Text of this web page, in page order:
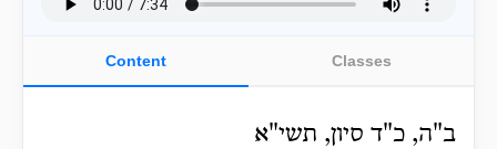
Content Classes
ב"ה, כ"ד סיון, תשי"א